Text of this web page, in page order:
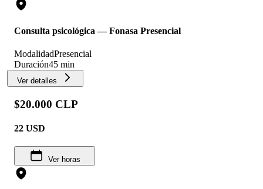
Consulta psicológica — Fonasa Presencial
ModalidadPresencial
Duración45 min
Ver detalles
$20.000 CLP
22 USD
Ver horas